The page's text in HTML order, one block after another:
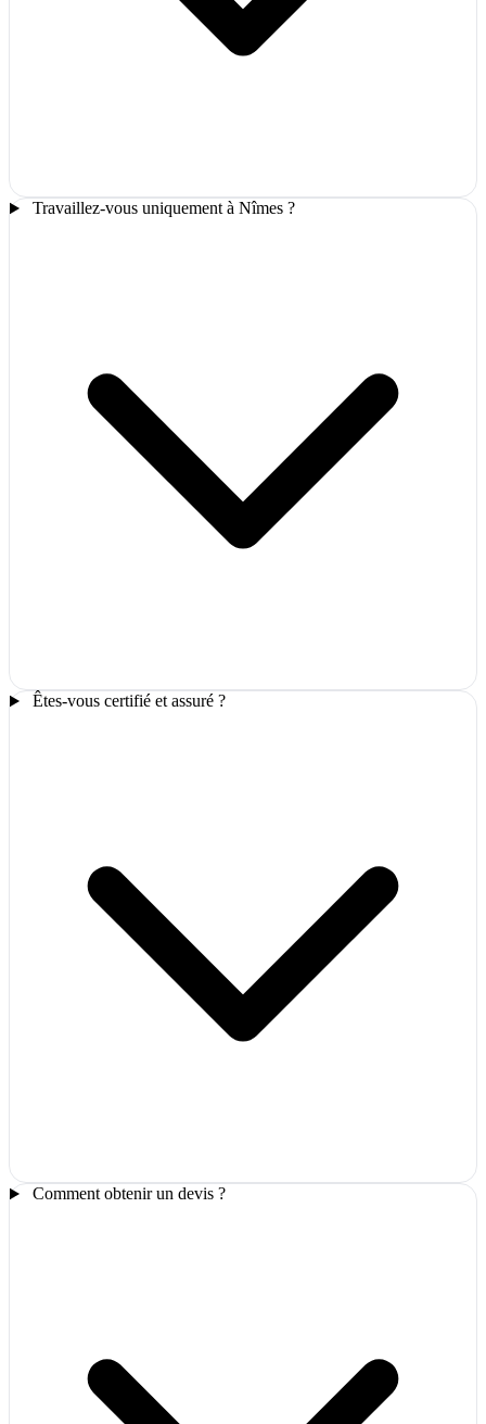
Travaillez-vous uniquement à Nîmes ?
Êtes-vous certifié et assuré ?
Comment obtenir un devis ?